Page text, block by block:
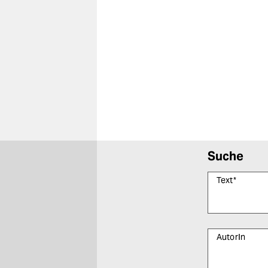
Suche
Text*
AutorIn